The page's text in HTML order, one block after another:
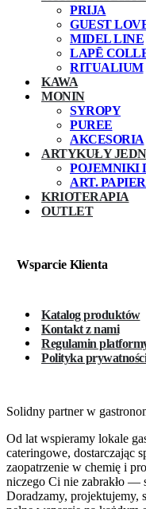
PRIJA
GUEST
MIDEL LINE
LAPĒ
RITUALIUM
KAWA
MONIN
SYROPY
PUREE
AKCESORIA
ARTYKUŁY
POJEMNIKI
ART.
KRIOTERAPIA
OUTLET
Wsparcie Klienta
Katalog produktów
Kontakt z nami
Regulamin
Polityka prywatności
Solidny partner w
Od lat wspieramy lokale
cateringowe, dostarczając
zaopatrzenie w chemię i
niczego Ci nie zabrakło —
Doradzamy, projektujemy,